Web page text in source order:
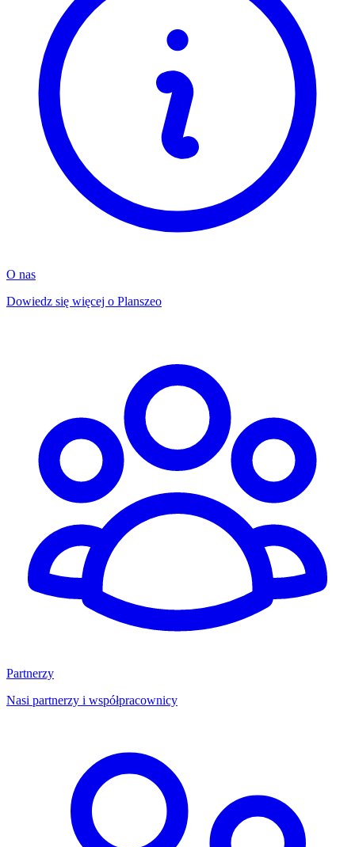
O nas
Dowiedz się więcej o Planszeo
Partnerzy
Nasi partnerzy i współpracownicy